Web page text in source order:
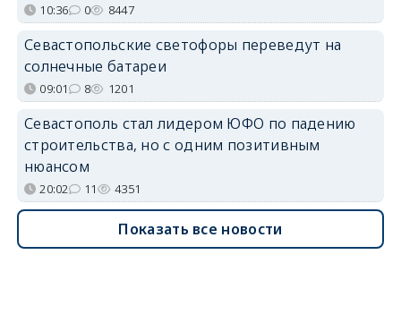
10:36 0 8447
Севастопольские светофоры переведут на
солнечные батареи
09:01 8 1201
Севастополь стал лидером ЮФО по падению
строительства, но с одним позитивным
нюансом
20:02 11 4351
Показать все новости